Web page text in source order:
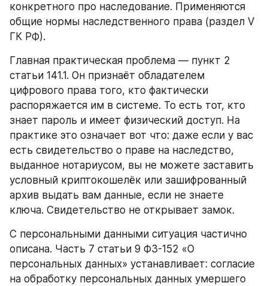
конкретного про наследование. Применяются
общие нормы наследственного права (раздел V
ГК РФ).
Главная практическая проблема — пункт 2
статьи 141.1. Он признаёт обладателем
цифрового права того, кто фактически
распоряжается им в системе. То есть тот, кто
знает пароль и имеет физический доступ. На
практике это означает вот что: даже если у вас
есть свидетельство о праве на наследство,
выданное нотариусом, вы не можете заставить
условный криптокошелёк или зашифрованный
архив выдать вам данные, если не знаете
ключа. Свидетельство не открывает замок.
С персональными данными ситуация частично
описана. Часть 7 статьи 9 ФЗ-152 «О
персональных данных» устанавливает: согласие
на обработку персональных данных умершего